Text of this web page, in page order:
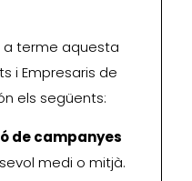
a terme aquesta
i Empresaris de
els següents:
de campanyes
medi o mitjà.